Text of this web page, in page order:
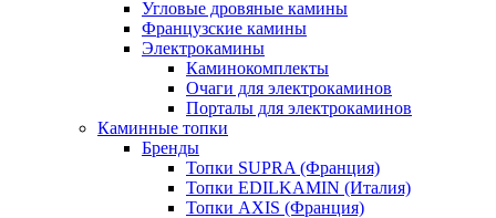
Угловые дровяные камины
Французские камины
Электрокамины
Каминокомплекты
Очаги для электрокаминов
Порталы для электрокаминов
Каминные топки
Бренды
Топки SUPRA (Франция)
Топки EDILKAMIN (Италия)
Топки AXIS (Франция)